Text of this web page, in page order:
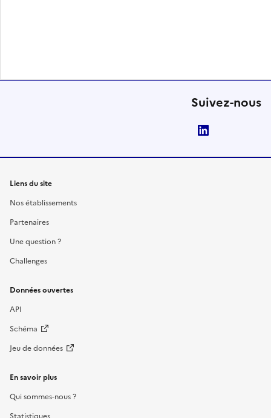
Suivez-nous
Liens du site
Nos établissements
Partenaires
Une question ?
Challenges
Données ouvertes
API
Schéma
Jeu de données
En savoir plus
Qui sommes-nous ?